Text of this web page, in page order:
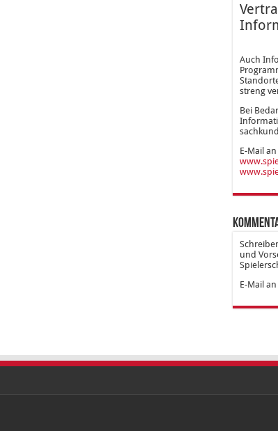
Auch
streng
Bei
E-Mail an
und
E-Mail an